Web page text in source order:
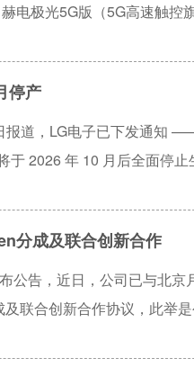
电极光5G版（5G高速触控
停产
报道，LG电子已下发通知
2026 年 10 月后全面停
分成及联合创新合作
公告，近日，公司已与北京
及联合创新合作协议，此举